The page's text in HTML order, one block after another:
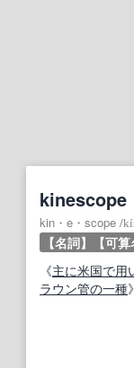
kinescope
kin・e・scope /
【名詞】
【可算
《主に米国で用
ラウン管の一種